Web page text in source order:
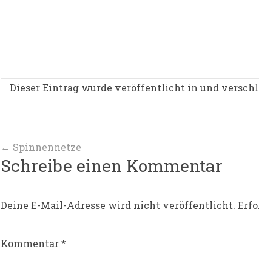
Dieser Eintrag wurde veröffentlicht in und
Beitragsnavigation
← Spinnennetze
Schreibe einen Kommentar
Deine E-Mail-Adresse wird nicht veröffentlicht.
Kommentar*